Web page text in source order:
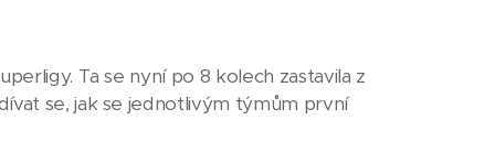
Ta se nyní po 8 kolech zastavila z
se, jak se jednotlivým týmům první